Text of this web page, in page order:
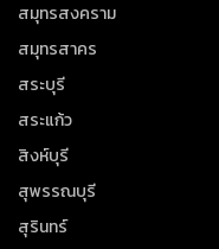
สมุทรสงคราม
สมุทรสาคร
สระบุรี
สระแก้ว
สิงห์บุรี
สุพรรณบุรี
สุรินทร์